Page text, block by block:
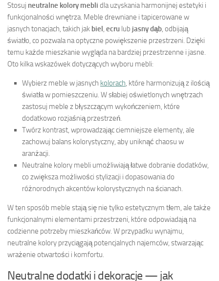
Stosuj neutralne kolory mebli dla uzyskania harmonijnej estetyki i
funkcjonalności wnętrza. Meble drewniane i tapicerowane w
jasnych tonacjach, takich jak biel ecru lub jasny dąb , odbijają
światło, co pozwala na optyczne powiększenie przestrzeni. Dzięki
temu każde mieszkanie wygląda na bardziej przestrzenne i jasne.
Oto kilka wskazówek dotyczących wyboru mebli:
Wybierz meble w jasnych kolorach , które harmonizują z ilością
światła w pomieszczeniu. W słabiej oświetlonych wnętrzach
zastosuj meble z błyszczącym wykończeniem, które
dodatkowo rozjaśnią przestrzeń.
Twórz kontrast, wprowadzając ciemniejsze elementy, ale
zachowuj balans kolorystyczny, aby uniknąć chaosu w
aranżacji.
Neutralne kolory mebli umożliwiają łatwe dobranie dodatków,
co zwiększa możliwości stylizacji i dopasowania do
różnorodnych akcentów kolorystycznych na ścianach.
W ten sposób meble stają się nie tylko estetycznym tłem, ale także
funkcjonalnymi elementami przestrzeni, które odpowiadają na
codzienne potrzeby mieszkańców. W przypadku wynajmu,
neutralne kolory przyciągają potencjalnych najemców, stwarzając
wrażenie otwartości i komfortu.
Neutralne dodatki i dekoracje — jak